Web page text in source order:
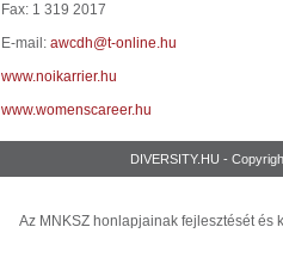
Fax: 1 319 2017
E-mail: awcdh@t-online.hu
www.noikarrier.hu
www.womenscareer.hu
DIVERSITY.HU -
Az MNKSZ honlapjainak fejlesztését és